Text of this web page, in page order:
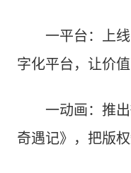
一平台：上线
字化平台，让价
一动画：推出
奇遇记》，把版